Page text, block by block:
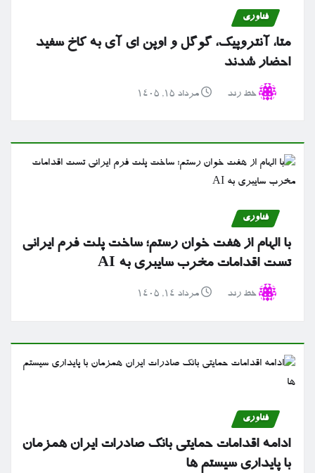
فناوری
متا، آنتروپیک، گوگل و اوپن ای آی به کاخ سفید
احضار شدند
خط رند مرداد ۱۵, ۱۴۰۵
فناوری
با الهام از هفت خوان رستم؛ ساخت پلت فرم ایرانی
تست اقدامات مخرب سایبری به AI
خط رند مرداد ۱۴, ۱۴۰۵
فناوری
ادامه اقدامات حمایتی بانک صادرات ایران همزمان
با پایداری سیستم ها